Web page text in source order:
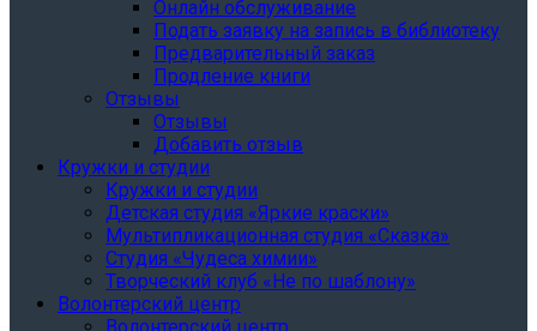
Онлайн обслуживание
Подать заявку на запись в библиотеку
Предварительный заказ
Продление книги
Отзывы
Отзывы
Добавить отзыв
Кружки и студии
Кружки и студии
Детская студия «Яркие краски»
Мультипликационная студия «Сказка»
Студия «Чудеса химии»
Творческий клуб «Не по шаблону»
Волонтерский центр